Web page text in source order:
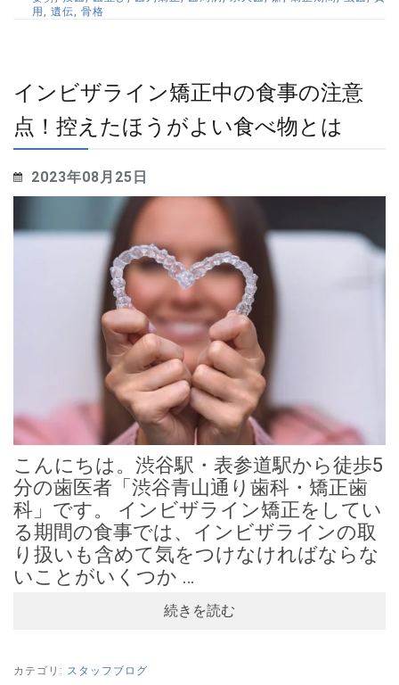
用 , 遺伝, 骨格
インビザライン矯正中の食事の注意
点！控えたほうがよい食べ物とは
2023年08月25日
こんにちは。渋谷駅・表参道駅から徒歩5
分の歯医者「渋谷青山通り歯科・矯正歯
科」です。 インビザライン矯正をしてい
る期間の食事では、インビザラインの取
り扱いも含めて気をつけなければならな
いことがいくつか …
続きを読む
カテゴリ: スタッフブログ